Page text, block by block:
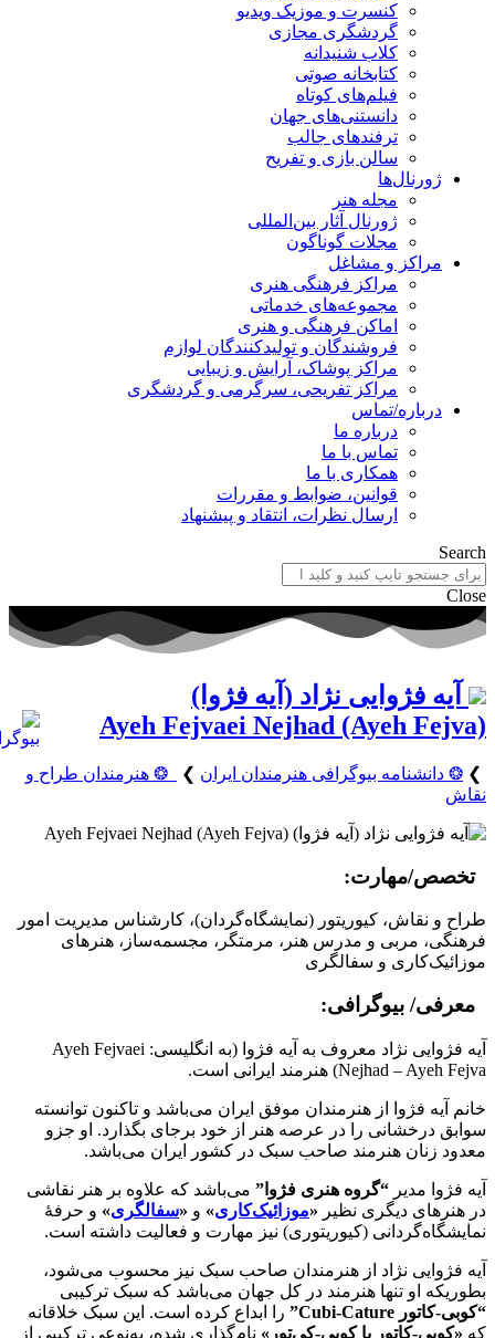
کنسرت و موزیک ویدیو
گردشگری مجازی
کلاب شنیدانه
کتابخانه صوتی
فیلم‌های کوتاه
دانستنی‌های جهان
ترفندهای جالب
سالن بازی و تفریح
ژورنال‌ها
مجله هنر
ژورنال آثار بین‌المللی
مجلات گوناگون
مراکز و مشاغل
مراکز فرهنگی هنری
مجموعه‌های خدماتی
اماکن فرهنگی و هنری
فروشندگان و تولیدکنندگان لوازم
مراکز پوشاک، آرایش و زیبایی
مراکز تفریحی، سرگرمی و گردشگری
درباره/تماس
درباره ما
تماس با ما
همکاری با ما
قوانین، ضوابط و مقررات
ارسال نظرات، انتقاد و پیشنهاد
Search
Close
آیه فژوایی نژاد (آیه فژوا)
Ayeh Fejvaei Nejhad (Ayeh Fejva)
❯ ❂ دانشنامه بیوگرافی هنرمندان ایران ❯
❂ هنرمندان طراح و
نقاش
تخصص/مهارت:
طراح و نقاش، کیوریتور (نمایشگاه‌گردان)، کارشناس مدیریت امور
فرهنگی، مربی و مدرس هنر، مرمتگر، مجسمه‌ساز، هنرهای
موزائیک‌کاری و سفالگری
معرفی/ بیوگرافی:
آیه فژوایی نژاد معروف به آیه فژوا (به انگلیسی: Ayeh Fejvaei
Nejhad – Ayeh Fejva) هنرمند ایرانی است.
خانم آیه فژوا از هنرمندان موفق ایران می‌باشد و تاکنون توانسته
سوابق درخشانی را در عرصه هنر از خود برجای بگذارد. او جزو
معدود زنان هنرمند صاحب سبک در کشور ایران می‌باشد.
آیه فژوا مدیر “گروه هنری فژوا” می‌باشد که علاوه بر هنر نقاشی
در هنرهای دیگری نظیر «موزائیک‌کاری» و «سفالگری» و حرفهٔ
نمایشگاه‌گردانی (کیوریتوری) نیز مهارت و فعالیت داشته است.
آیه فژوایی نژاد از هنرمندان صاحب سبک نیز محسوب می‌شود،
بطوریکه او تنها هنرمند در کل جهان می‌باشد که سبک ترکیبی
“کوبی-کاتور Cubi-Cature”
را ابداع کرده است. این سبک خلاقانه
که «کوبی-کاتور یا کوبی-کِی‌تور» نام‌گذاری شده، به‌نوعی ترکیبی از